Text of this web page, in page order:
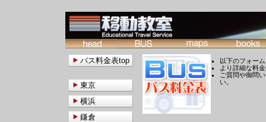
以下のフォー
より詳細な料
ご質問や御問
い。
バス料金表top
東京
横浜
鎌倉